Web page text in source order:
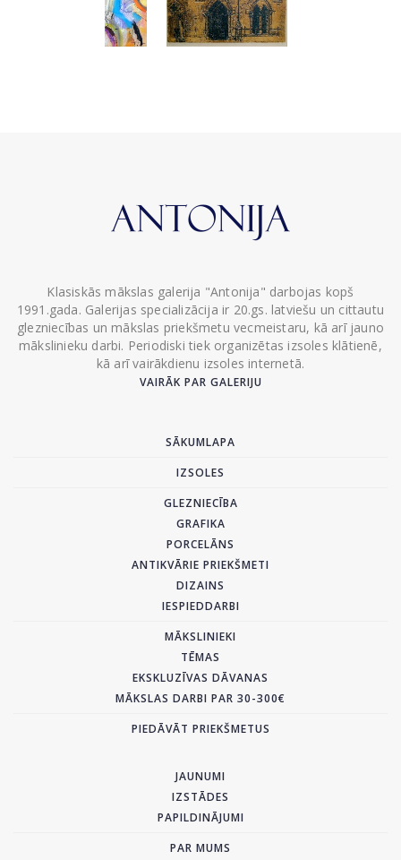
Klasiskās mākslas galerija "Antonija" darbojas kopš
1991.gada. Galerijas specializācija ir 20.gs. latviešu un cittautu
glezniecības un mākslas priekšmetu vecmeistaru, kā arī jauno
mākslinieku darbi. Periodiski tiek organizētas izsoles klātienē,
kā arī vairākdienu izsoles internetā.
VAIRĀK PAR GALERIJU
SĀKUMLAPA
IZSOLES
GLEZNIECĪBA
GRAFIKA
PORCELĀNS
ANTIKVĀRIE PRIEKŠMETI
DIZAINS
IESPIEDDARBI
MĀKSLINIEKI
TĒMAS
EKSKLUZĪVAS DĀVANAS
MĀKSLAS DARBI PAR 30-300€
PIEDĀVĀT PRIEKŠMETUS
JAUNUMI
IZSTĀDES
PAPILDINĀJUMI
PAR MUMS